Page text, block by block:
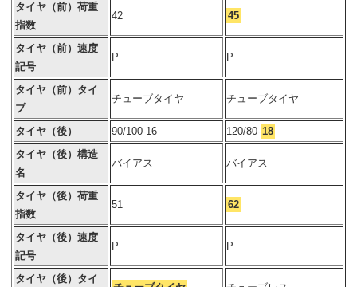
タイヤ（前）荷重
指数
42 45
タイヤ（前）速度
記号
P P
タイヤ（前）タイ
プ
チューブタイヤ チューブタイヤ
タイヤ（後） 90/100-16 120/80-18
タイヤ（後）構造
名
バイアス バイアス
タイヤ（後）荷重
指数
51 62
タイヤ（後）速度
記号
P P
タイヤ（後）タイ